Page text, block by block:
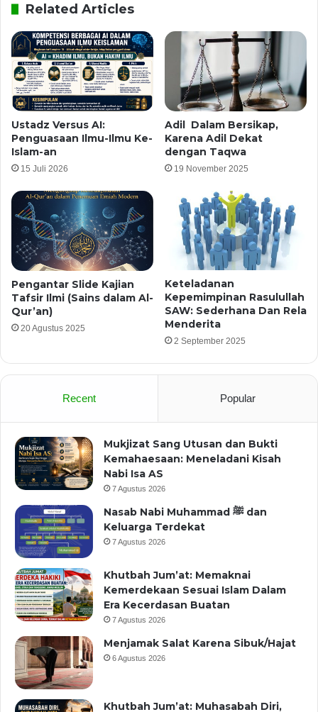
Related Articles
Ustadz Versus AI:
Penguasaan Ilmu-Ilmu Ke-
Islam-an
15 Juli 2026
Adil Dalam Bersikap,
Karena Adil Dekat
dengan Taqwa
19 November 2025
Pengantar Slide Kajian
Tafsir Ilmi (Sains dalam Al-
Qur’an)
20 Agustus 2025
Keteladanan
Kepemimpinan Rasulullah
SAW: Sederhana Dan Rela
Menderita
2 September 2025
Recent Popular
Mukjizat Sang Utusan dan Bukti
Kemahaesaan: Meneladani Kisah
Nabi Isa AS
7 Agustus 2026
Nasab Nabi Muhammad ﷺ dan
Keluarga Terdekat
7 Agustus 2026
Khutbah Jum’at: Memaknai
Kemerdekaan Sesuai Islam Dalam
Era Kecerdasan Buatan
7 Agustus 2026
Menjamak Salat Karena Sibuk/Hajat
6 Agustus 2026
Khutbah Jum’at: Muhasabah Diri,